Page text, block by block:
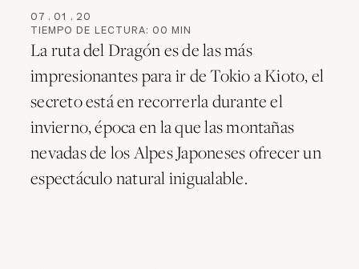
07 . 01 . 20
TIEMPO DE LECTURA: 00 MIN
La ruta del Dragón es de las más
impresionantes para ir de Tokio a Kioto, el
secreto está en recorrerla durante el
invierno, época en la que las montañas
nevadas de los Alpes Japoneses ofrecer un
espectáculo natural inigualable.